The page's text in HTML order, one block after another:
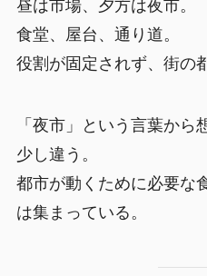
昼は市場、夕方は夜市。
食堂、屋台、通り道。
役割が固定されず、街の
「夜市」という言葉か
少し違う。
都市が動くために必要な
は集まっている。